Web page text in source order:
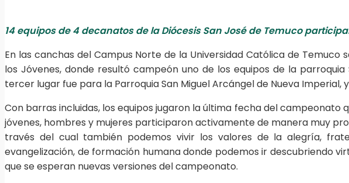
14 equipos de 4 decanatos de la Diócesis San José de Temuco
En las canchas del Campus Norte de la Universidad Católica de
los Jóvenes, donde resultó campeón uno de los equipos de la
tercer lugar fue para la Parroquia San Miguel Arcángel de Nueva
Con barras incluidas, los equipos jugaron la última fecha del campeonato
jóvenes, hombres y mujeres participaron activamente de manera muy
través del cual también podemos vivir los valores de la alegría,
evangelización, de formación humana donde podemos ir descubriendo
que se esperan nuevas versiones del campeonato.